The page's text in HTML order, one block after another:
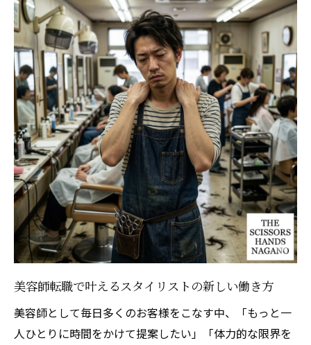
美容師求人で実現する理容師のトータル提
案力
スタイリストの転職先はハイブリッド求人
が理想
理容師転職で叶うメンズトータルグルーミ
ングの技術
美容師求人で高単価な眉毛・ヒゲ提案が可
能に
スタイリスト転職が導く男を磨く新しいサ
ービス
カット＋αの提案が自然に決まる。メンズ客でも
「客単価1万円超え」が当たり前に
美容師転職で高単価メニュー提案が実現で
スタイリスト求人でカット以外も売れる理
美容師転職で叶えるスタイリストの新しい働き方
美容師として毎日多くのお客様をこなす中、「もっと一
人ひとりに時間をかけて提案したい」「体力的な限界を